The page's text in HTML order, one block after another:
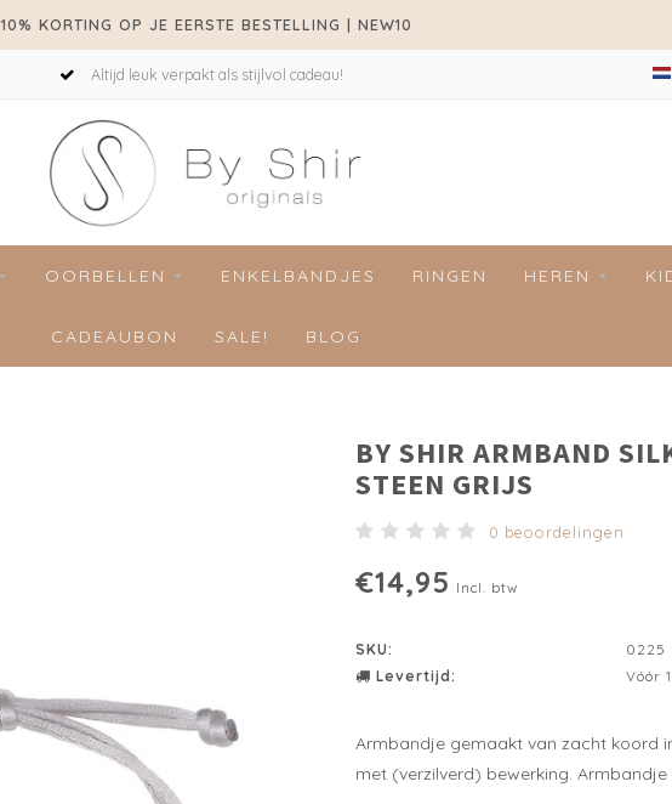
10% KORTING OP JE EERSTE BESTELLING | NEW10
Altijd leuk verpakt als stijlvol cadeau!
OORBELLEN ENKELBANDJES RINGEN HEREN
CADEAUBON SALE! BLOG
BY SHIR ARMBAND
STEEN GRIJS
0 beoordelingen
€14,95 Incl. btw
SKU:
0225
Levertijd:
Vóór
Armbandje gemaakt van zacht koord
met (verzilverd) bewerking.